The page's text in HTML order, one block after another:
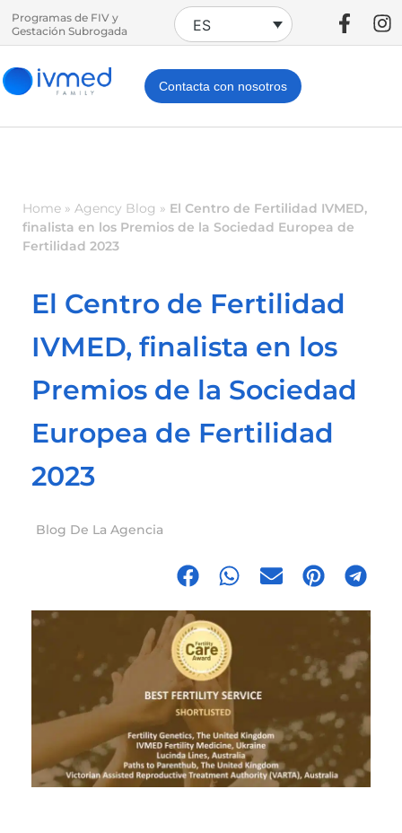
Programas de FIV y
Gestación Subrogada
ES
Contacta con nosotros
Home » Agency Blog » El Centro de Fertilidad IVMED,
finalista en los Premios de la Sociedad Europea de
Fertilidad 2023
El Centro de Fertilidad
IVMED, finalista en los
Premios de la Sociedad
Europea de Fertilidad
2023
Blog De La Agencia